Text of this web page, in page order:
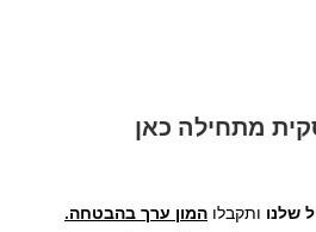
מתחילה כאן
שלנו ותקבלו המון ערך בהבטחה.